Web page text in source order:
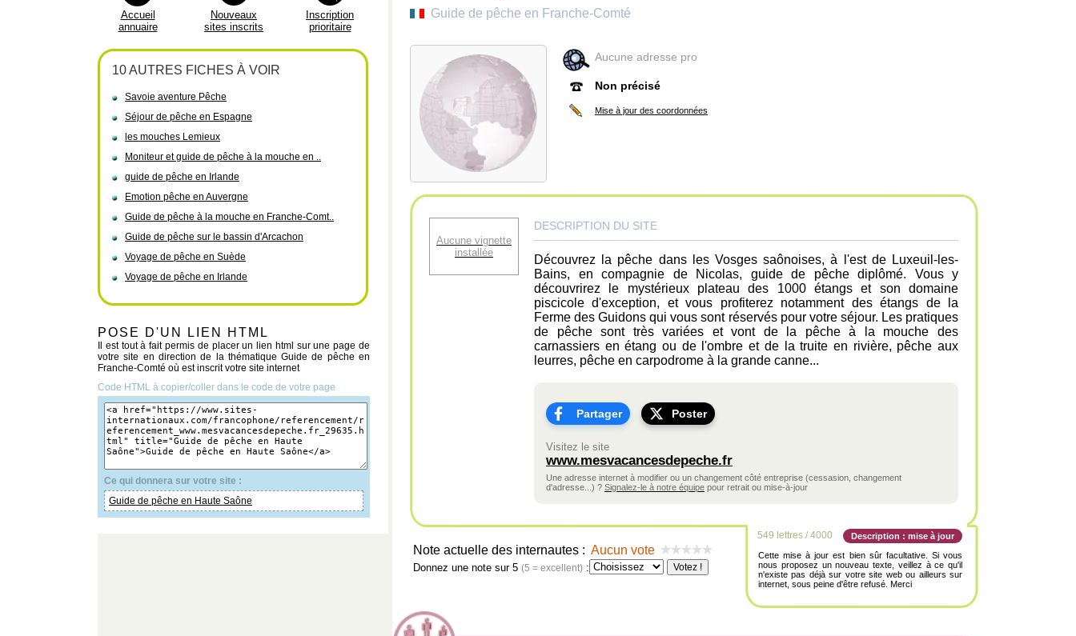
Accueil
annuaire
Nouveaux
sites inscrits
Inscription
prioritaire
10 AUTRES FICHES À VOIR
Savoie aventure Pêche
Séjour de pêche en Espagne
les mouches Lemieux
Moniteur et guide de pêche à la mouche en ..
guide de pêche en Irlande
Emotion pêche en Auvergne
Guide de pêche à la mouche en Franche-Comt..
Guide de pêche sur le bassin d'Arcachon
Voyage de pêche en Suède
Voyage de pêche en Irlande
POSE D'UN LIEN HTML
Il est tout à fait permis de placer un lien html sur une page de
votre site en direction de la thématique Guide de pêche en
Franche-Comté où est inscrit votre site internet
Code HTML à copier/coller dans le code de votre page
Ce qui donnera sur votre site :
Guide de pêche en Haute Saône
Guide de pêche en Franche-Comté
Aucune adresse pro
Non précisé
Mise à jour des coordonnées
Aucune vignette
installée
DESCRIPTION DU SITE
Découvrez la pêche dans les Vosges saônoises, à l'est de Luxeuil-les-
Bains, en compagnie de Nicolas, guide de pêche diplômé. Vous y
découvrirez le mystérieux plateau des 1000 étangs et son domaine
piscicole d'exception, et vous profiterez notamment des étangs de la
Ferme des Guidons qui vous sont réservés pour votre séjour. Les pratiques
de pêche sont très variées et vont de la pêche à la mouche des
carnassiers en étang ou de l'ombre et de la truite en rivière, pêche aux
leurres, pêche en carpodrome à la grande canne...
Partager Poster
Visitez le site
www.mesvacancesdepeche.fr
Une adresse internet à modifier ou un changement côté entreprise (cessasion, changement
d'adresse...) ? Signalez-le à notre équipe pour retrait ou mise-à-jour
Note actuelle des internautes : Aucun vote
Donnez une note sur 5 (5 = excellent) :
549 lettres / 4000
Description : mise à jour
Cette mise à jour est bien sûr facultative. Si vous
nous proposez un nouveau texte, veillez à ce qu'il
n'existe pas déjà sur votre site web ou ailleurs sur
internet, sous peine d'être refusé. Merci